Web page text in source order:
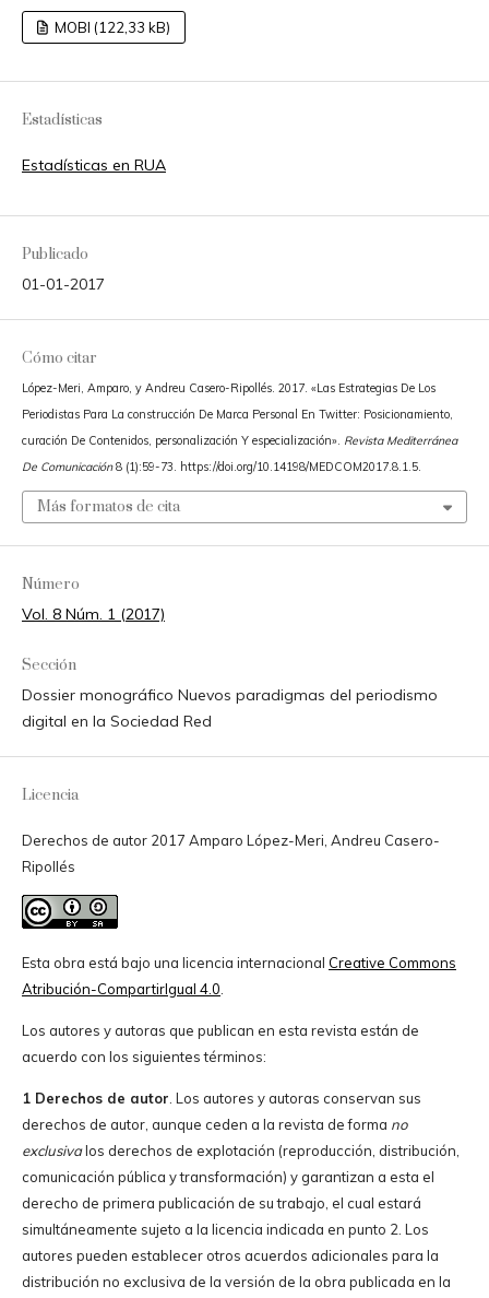
MOBI (122,33 kB)
Estadísticas
Estadísticas en RUA
Publicado
01-01-2017
Cómo citar
López-Meri, Amparo, y Andreu Casero-Ripollés. 2017. «Las Estrategias De Los
Periodistas Para La construcción De Marca Personal En Twitter: Posicionamiento,
curación De Contenidos, personalización Y especialización». Revista Mediterránea
De Comunicación8 (1):59-73. https://doi.org/10.14198/MEDCOM2017.8.1.5.
Más formatos de cita
Número
Vol. 8 Núm. 1 (2017)
Sección
Dossier monográfico Nuevos paradigmas del periodismo
digital en la Sociedad Red
Licencia
Derechos de autor 2017 Amparo López-Meri, Andreu Casero-
Ripollés
Esta obra está bajo una licencia internacional Creative Commons
Atribución-CompartirIgual 4.0.
Los autores y autoras que publican en esta revista están de
acuerdo con los siguientes términos:
1 Derechos de autor. Los autores y autoras conservan sus
derechos de autor, aunque ceden a la revista de forma no
exclusivalos derechos de explotación (reproducción, distribución,
comunicación pública y transformación) y garantizan a esta el
derecho de primera publicación de su trabajo, el cual estará
simultáneamente sujeto a la licencia indicada en punto 2. Los
autores pueden establecer otros acuerdos adicionales para la
distribución no exclusiva de la versión de la obra publicada en la